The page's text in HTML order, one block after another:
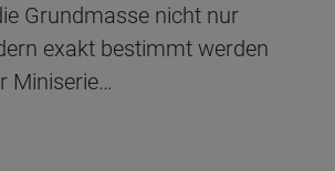
Grundmasse nicht nur
exakt bestimmt werden
Miniserie…